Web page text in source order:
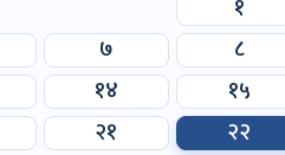
१
७ ८
१४ १५
२१ २२